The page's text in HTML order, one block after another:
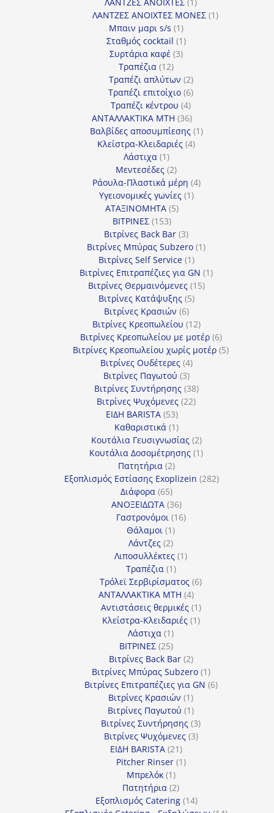
προϊόν
ΛΑΝΤΖΕΣ ΑΝΟΙΧΤΕΣ ΜΟΝΕΣ 11
Μπαιν μαρι s/s 11
προϊόν
Σταθμός cocktail 11
Συρτάρια καφέ 33
Τραπέζια 1212
προϊόντα
Τραπέζι απλύτων 22
προϊόντα
Τραπέζι επιτοίχιο 66
προϊόντα
Τραπέζι κέντρου 44
προϊόντα
ΑΝΤΑΛΛΑΚΤΙΚΑ MTH 3636
προϊόντα
Βαλβίδες αποσυμπίεσης 11
Κλείστρα-Κλειδαριές 44
Λάστιχα 11
προϊόν
Μεντεσέδες 22
προϊόντα
Ράουλα-Πλαστικά μέρη 44
Υγειονομικές γωνίες 11
ΑΤΑΞΙΝΟΜΗΤΑ 55
ΒΙΤΡΙΝΕΣ 153153
προϊόντα
Βιτρίνες Back Bar 33
προϊόντα
Βιτρίνες Mπύρας Subzero 11
Βιτρίνες Self Service 11
προϊόν
Βιτρίνες Επιτραπέζιες για GN 11
Βιτρίνες Θερμαινόμενες 1515
Βιτρίνες Κατάψυξης 55
Βιτρίνες Κρασιών 66
προϊόντα
Βιτρίνες Κρεοπωλείου 1212
προϊόντα
Βιτρίνες Κρεοπωλείου με μοτέρ 66
προϊόντα
Βιτρίνες Κρεοπωλείου χωρίς μοτέρ 55
Βιτρίνες Ουδέτερες 44
προϊόντα
Βιτρίνες Παγωτού 33
προϊόντα
Βιτρίνες Συντήρησης 3838
προϊόντα
Βιτρίνες Ψυχόμενες 2222
ΕΙΔΗ BARISTA 5353
προϊόντα
Καθαριστικά 11
προϊόν
Κουτάλια Γευσιγνωσίας 22
προϊόντα
Κουτάλια Δοσομέτρησης 11
Πατητήρια 22
προϊόντα
Εξοπλισμός Εστίασης Exoplizein 282282
Διάφορα 6565
προϊόντα
ΑΝΟΞΕΙΔΩΤΑ 3636
προϊόντα
Γαστρονόμοι 1616
Θάλαμοι 11
προϊόν
Λάντζες 22
προϊόντα
Λιποσυλλέκτες 11
Τραπέζια 11
προϊόν
Τρόλεϊ Σερβιρίσματος 66
ΑΝΤΑΛΛΑΚΤΙΚΑ MTH 44
προϊόντα
Αντιστάσεις θερμικές 11
προϊόν
Κλείστρα-Κλειδαριές 11
Λάστιχα 11
προϊόν
ΒΙΤΡΙΝΕΣ 2525
προϊόντα
Βιτρίνες Back Bar 22
προϊόντα
Βιτρίνες Mπύρας Subzero 11
προϊόν
Βιτρίνες Επιτραπέζιες για GN 66
Βιτρίνες Κρασιών 11
προϊόν
Βιτρίνες Παγωτού 11
προϊόν
Βιτρίνες Συντήρησης 33
προϊόντα
Βιτρίνες Ψυχόμενες 33
ΕΙΔΗ BARISTA 2121
προϊόντα
Pitcher Rinser 11
Μπρελόκ 11
προϊόν
Πατητήρια 22
προϊόντα
Εξοπλισμός Catering 1414